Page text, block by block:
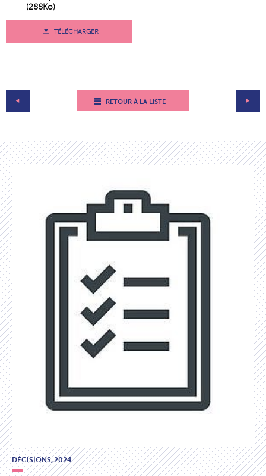
(288Ko)
TÉLÉCHARGER
RETOUR À LA LISTE
DÉCISIONS,2024